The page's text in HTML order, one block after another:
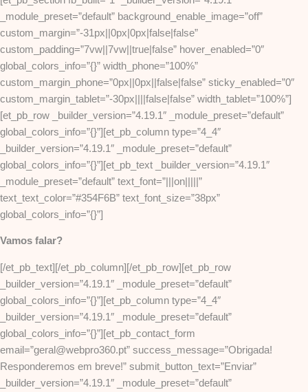
_module_preset=”default” background_enable_image=”off”
custom_margin=”-31px||0px|0px|false|false”
custom_padding=”7vw||7vw||true|false” hover_enabled=”0″
global_colors_info=”{}” width_phone=”100%”
custom_margin_phone=”0px||0px||false|false” sticky_enabled=”0″
custom_margin_tablet=”-30px||||false|false” width_tablet=”100%”]
[et_pb_row _builder_version=”4.19.1″ _module_preset=”default”
global_colors_info=”{}”][et_pb_column type=”4_4″
_builder_version=”4.19.1″ _module_preset=”default”
global_colors_info=”{}”][et_pb_text _builder_version=”4.19.1″
_module_preset=”default” text_font=”|||on|||||”
text_text_color=”#354F6B” text_font_size=”38px”
global_colors_info=”{}”]
Vamos falar?
[/et_pb_text][/et_pb_column][/et_pb_row][et_pb_row
_builder_version=”4.19.1″ _module_preset=”default”
global_colors_info=”{}”][et_pb_column type=”4_4″
_builder_version=”4.19.1″ _module_preset=”default”
global_colors_info=”{}”][et_pb_contact_form
email=”geral@webpro360.pt” success_message=”Obrigada!
Responderemos em breve!” submit_button_text=”Enviar”
_builder_version=”4.19.1″ _module_preset=”default”